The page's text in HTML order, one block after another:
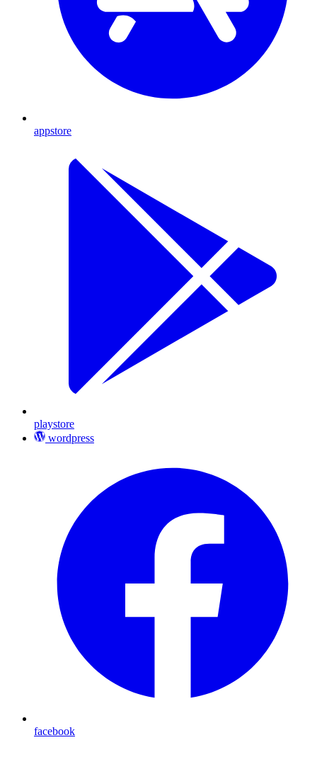
appstore
playstore
wordpress
facebook